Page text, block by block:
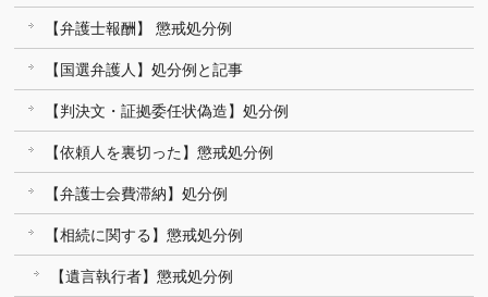
【弁護士報酬】 懲戒処分例
【国選弁護人】処分例と記事
【判決文・証拠委任状偽造】処分例
【依頼人を裏切った】懲戒処分例
【弁護士会費滞納】処分例
【相続に関する】懲戒処分例
【遺言執行者】懲戒処分例